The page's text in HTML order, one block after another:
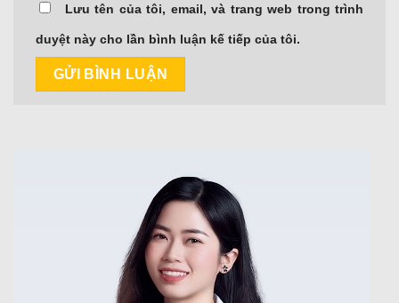
Lưu tên của tôi, email, và trang web trong trình
duyệt này cho lần bình luận kế tiếp của tôi.